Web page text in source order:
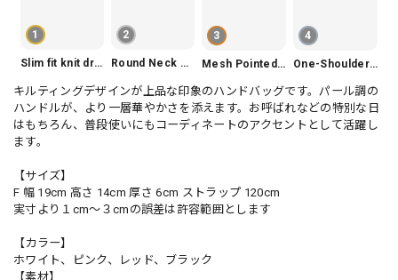
1
Slim fit knit dress(3color) V1330
2
Round Neck Tiered Sleeveless Dress V2290
3
Mesh Pointed Toe Pumps V165
4
One-Shoulder Slim-Fit Flattering Mermaid Skirt Dress V2295
キルティングデザインが上品な印象のハンドバッグです。パール調の
ハンドルが、より一層華やかさを添えます。お呼ばれなどの特別な日
はもちろん、普段使いにもコーディネートのアクセントとして活躍し
ます。
【サイズ】
F 幅 19cm 高さ 14cm 厚さ 6cm ストラップ 120cm
実寸より１cm〜３cmの誤差は許容範囲とします
【カラー】
ホワイト、ピンク、レッド、ブラック
【素材】